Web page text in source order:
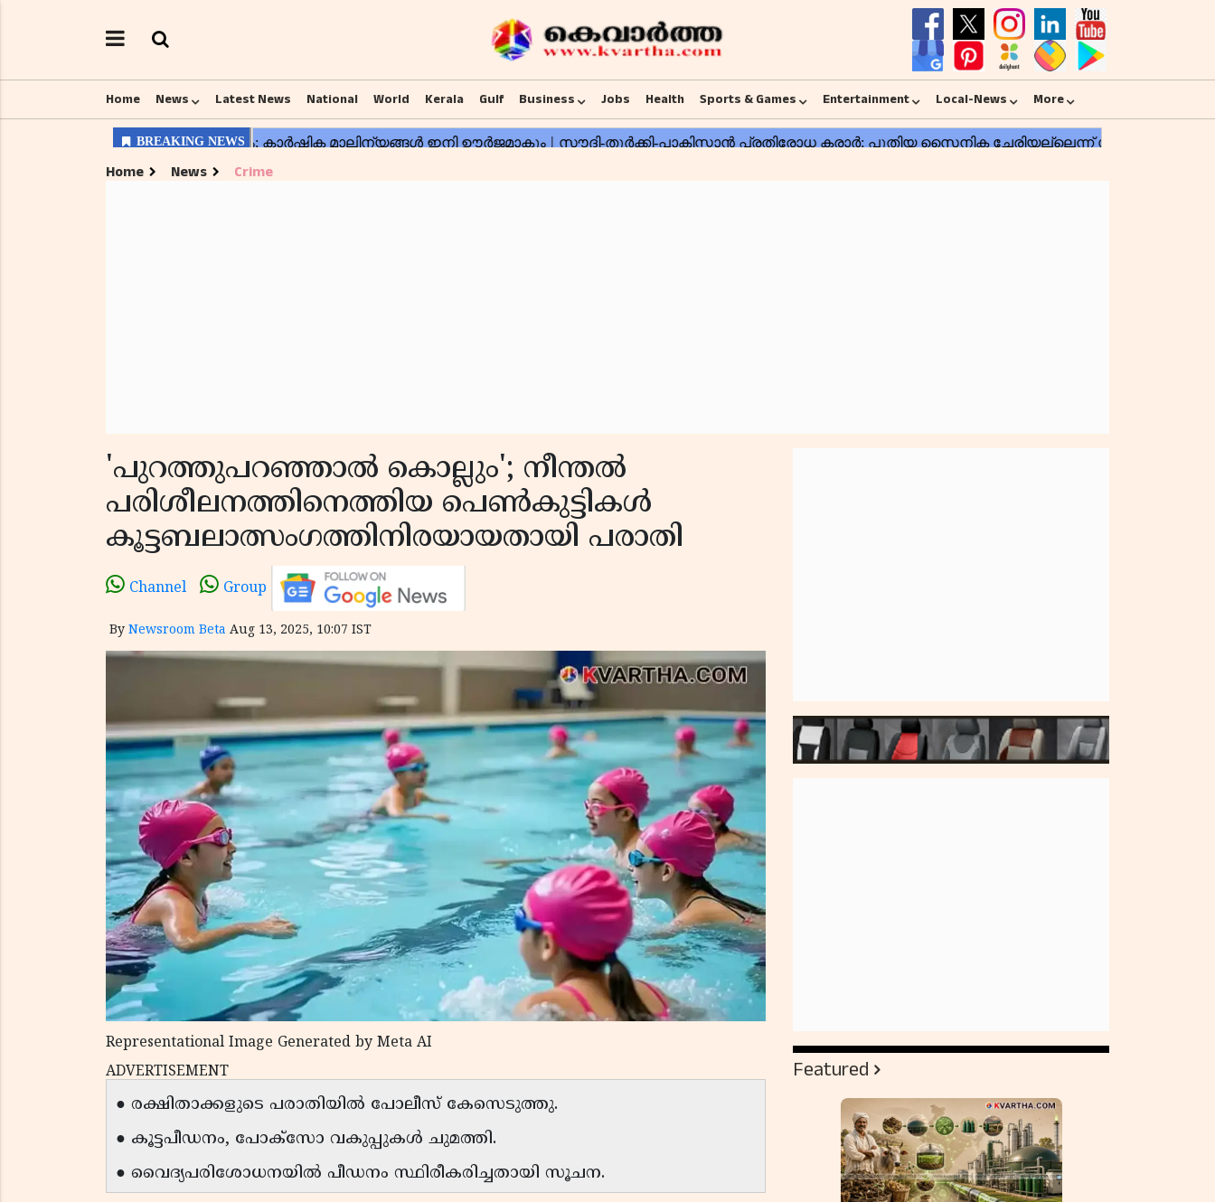
Home News Latest News National World Kerala Gulf Business Jobs Health Sports & Games Entertainment Local-News More
Home News Crime
'പുറത്തുപറഞ്ഞാൽ കൊല്ലും'; നീന്തൽ
പരിശീലനത്തിനെത്തിയ പെൺകുട്ടികൾ
കൂട്ടബലാത്സംഗത്തിനിരയായതായി പരാതി
Channel Group
By Newsroom Beta Aug 13, 2025, 10:07 IST
Representational Image Generated by Meta AI
ADVERTISEMENT
● രക്ഷിതാക്കളുടെ പരാതിയിൽ പോലീസ് കേസെടുത്തു.
● കൂട്ടപീഡനം, പോക്സോ വകുപ്പുകൾ ചുമത്തി.
● വൈദ്യപരിശോധനയിൽ പീഡനം സ്ഥിരീകരിച്ചതായി സൂചന.
Featured